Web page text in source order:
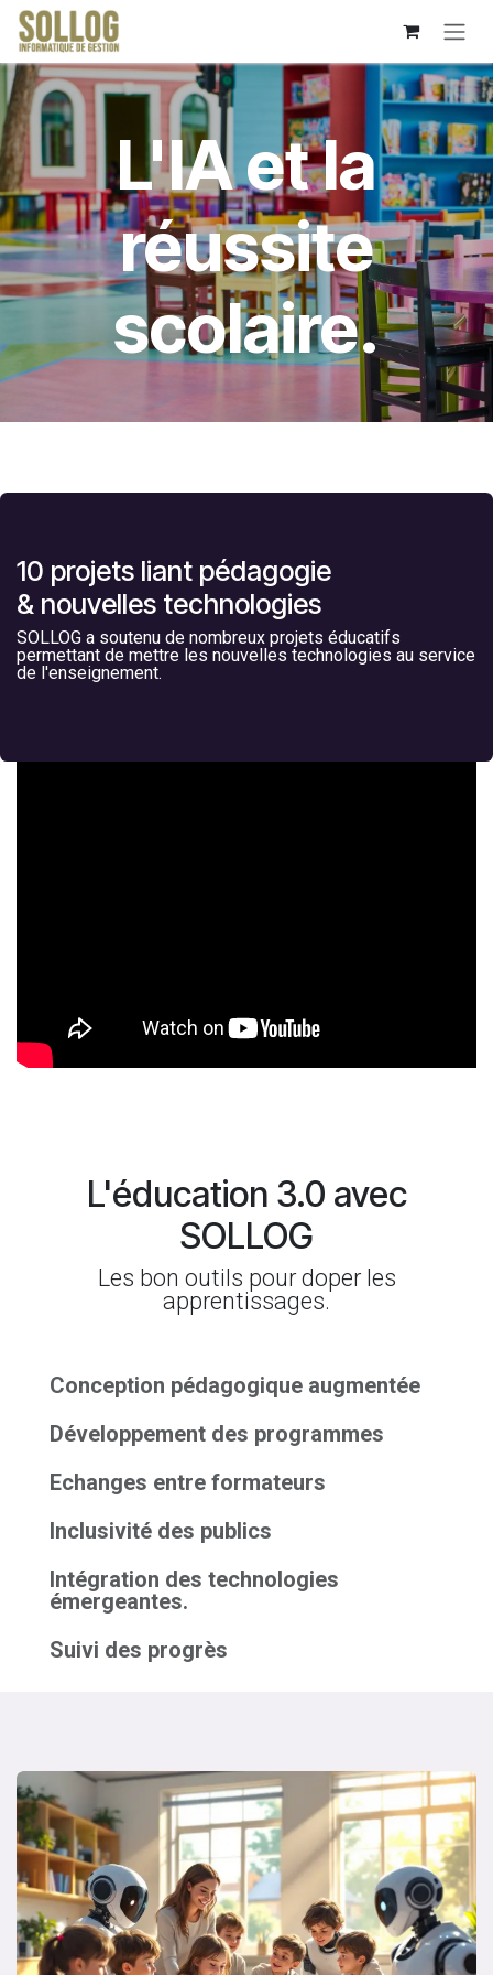
Skip to Content
L'IA et la
réussite
scolaire.
10 projets liant pédagogie
& nouvelles technologies
SOLLOG a soutenu de nombreux projets éducatifs
permettant de mettre les nouvelles technologies au service
de l'enseignement.
L'éducation 3.0 avec
SOLLOG
Les bon outils pour doper les
apprentissages.
Conception pédagogique augmentée
Développement des programmes
Echanges entre formateurs
Inclusivité des publics
Intégration des technologies
émergeantes.
Suivi des progrès